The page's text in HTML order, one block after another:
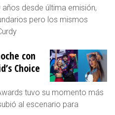
desde última emisión,
pero los mismos
con
Choice
tuvo su momento más
al escenario para